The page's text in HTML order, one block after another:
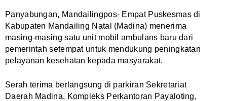
Panyabungan, Mandailingpos- Empat Puskesmas di
Kabupaten Mandailing Natal (Madina) menerima
masing-masing satu unit mobil ambulans baru dari
pemerintah setempat untuk mendukung peningkatan
pelayanan kesehatan kepada masyarakat.
Serah terima berlangsung di parkiran Sekretariat
Daerah Madina, Kompleks Perkantoran Payaloting,